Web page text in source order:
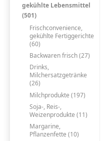
gekühlte Lebensmittel
(501)
Frischconvenience,
gekühlte Fertiggerichte
(60)
Backwaren frisch (27)
Drinks,
Milchersatzgetränke
(26)
Milchprodukte (197)
Soja-, Reis-,
Weizenprodukte (11)
Margarine,
Pflanzenfette (10)